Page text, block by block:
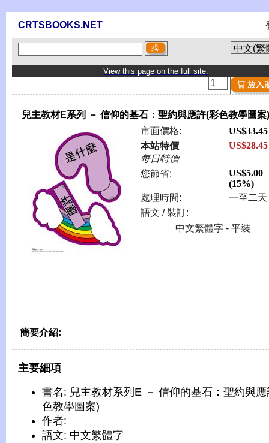
CRTSBOOKS.NET
View this page on the full site.
兒主教材E系列 － 信仰的基石：聖約與應許(彩色教學圖案)
市面價格:
US$33.45
本站特價
每日特價
US$28.45
您節省:
US$5.00
(15%)
處理時間:
一至二天
語文 / 裝訂:
中文繁體字 - 平裝
簡要介紹:
主要細項
書名: 兒主教材系列E － 信仰的基石：聖約與
色教學圖案)
作者:
語文: 中文繁體字